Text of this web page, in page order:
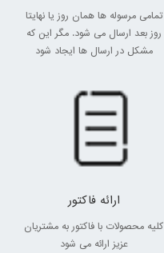
تمامی مرسوله ها همان روز یا نهایتا
روز بعد ارسال می شود. مگر این که
مشکل در ارسال ها ایجاد شود
ارائه فاکتور
کلیه محصولات با فاکتور به مشتریان
عزیز ارائه می شود